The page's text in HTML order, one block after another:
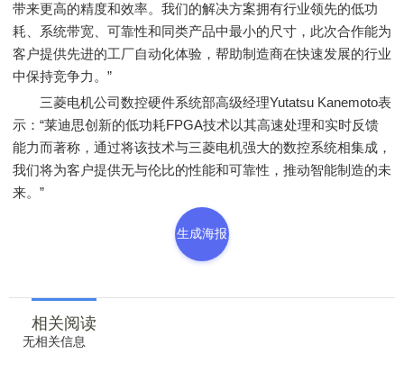
带来更高的精度和效率。我们的解决方案拥有行业领先的低功
耗、系统带宽、可靠性和同类产品中最小的尺寸，此次合作能为
客户提供先进的工厂自动化体验，帮助制造商在快速发展的行业
中保持竞争力。”
三菱电机公司数控硬件系统部高级经理Yutatsu Kanemoto表
示：“莱迪思创新的低功耗FPGA技术以其高速处理和实时反馈
能力而著称，通过将该技术与三菱电机强大的数控系统相集成，
我们将为客户提供无与伦比的性能和可靠性，推动智能制造的未
来。”
生成海报
相关阅读
无相关信息